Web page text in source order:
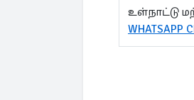
உள்நாட்டு
WHATSAPP